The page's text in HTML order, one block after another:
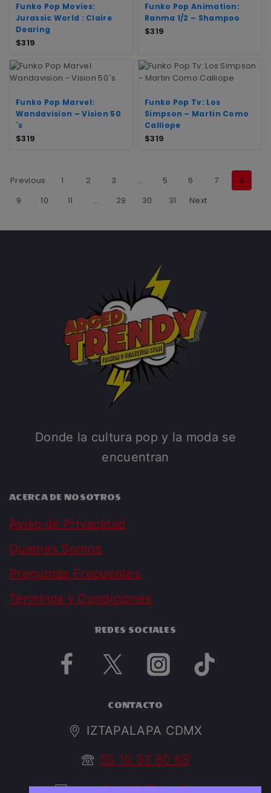
Funko Pop Movies:
Jurassic World : Claire
Dearing
$319
Funko Pop Animation:
Ranma 1/2 – Shampoo
$319
Funko Pop Marvel:
Wandavision – Vision 50
´s
$319
Funko Pop Tv: Los
Simpson – Martin Como
Calliope
$319
Previous 1 2 3 … 5 6 7
8
9
10 11 … 29 30 31 Next
Donde la cultura pop y la moda se
encuentran
ACERCA DE NOSOTROS
Aviso de Privacidad
Quienes Somos
Preguntas Frecuentes
Terminos y Condiciones
REDES SOCIALES
CONTACTO
IZTAPALAPA CDMX
55 10 53 80 68
argedtrendy@gmail.com